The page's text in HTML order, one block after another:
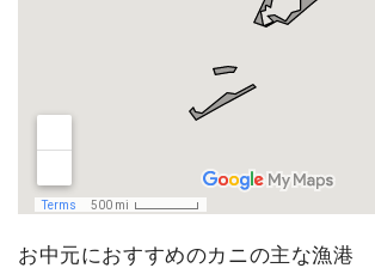
お中元におすすめのカニの主な漁港